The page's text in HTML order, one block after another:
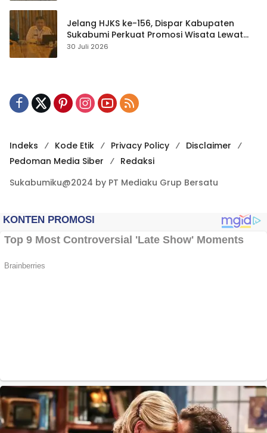
Jelang HJKS ke-156, Dispar Kabupaten
Sukabumi Perkuat Promosi Wisata Lewat
Publikasi Digital
30 Juli 2026
Indeks Kode Etik Privacy Policy
Disclaimer
Pedoman Media Siber
Redaksi
Sukabumiku@2024 by PT Mediaku Grup Bersatu